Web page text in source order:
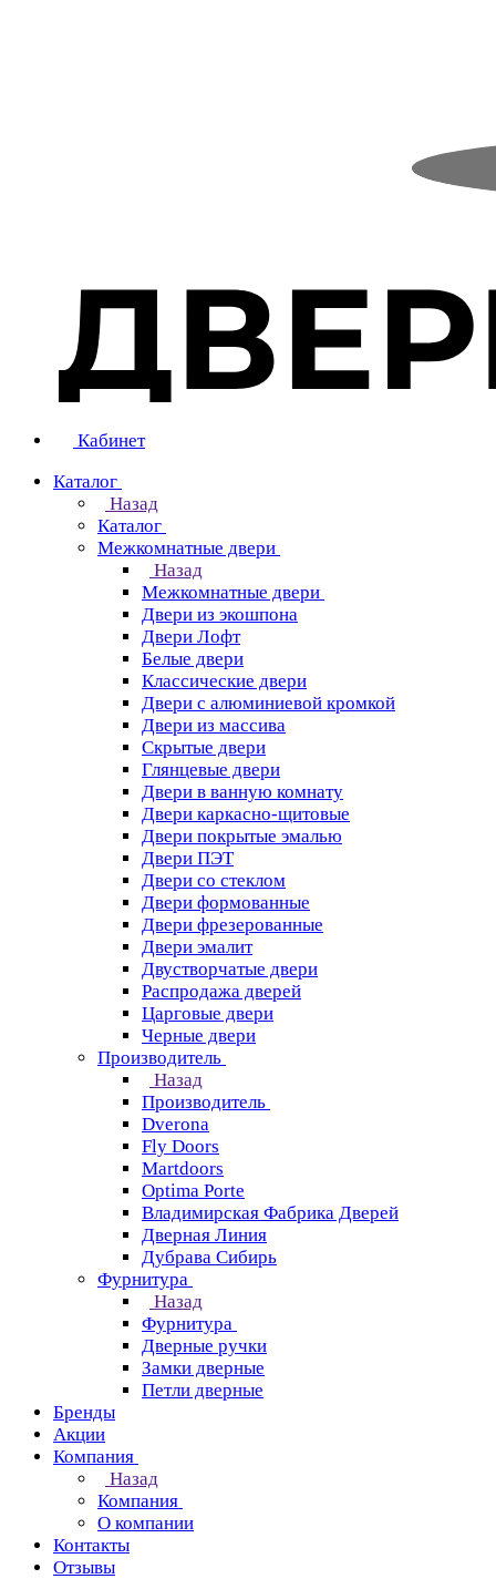
Кабинет
Каталог
Назад
Каталог
Межкомнатные двери
Назад
Межкомнатные двери
Двери из экошпона
Двери Лофт
Белые двери
Классические двери
Двери с алюминиевой кромкой
Двери из массива
Скрытые двери
Глянцевые двери
Двери в ванную комнату
Двери каркасно-щитовые
Двери покрытые эмалью
Двери ПЭТ
Двери со стеклом
Двери формованные
Двери фрезерованные
Двери эмалит
Двустворчатые двери
Распродажа дверей
Царговые двери
Черные двери
Производитель
Назад
Производитель
Dverona
Fly Doors
Martdoors
Optima Porte
Владимирская Фабрика Дверей
Дверная Линия
Дубрава Сибирь
Фурнитура
Назад
Фурнитура
Дверные ручки
Замки дверные
Петли дверные
Бренды
Акции
Компания
Назад
Компания
О компании
Контакты
Отзывы